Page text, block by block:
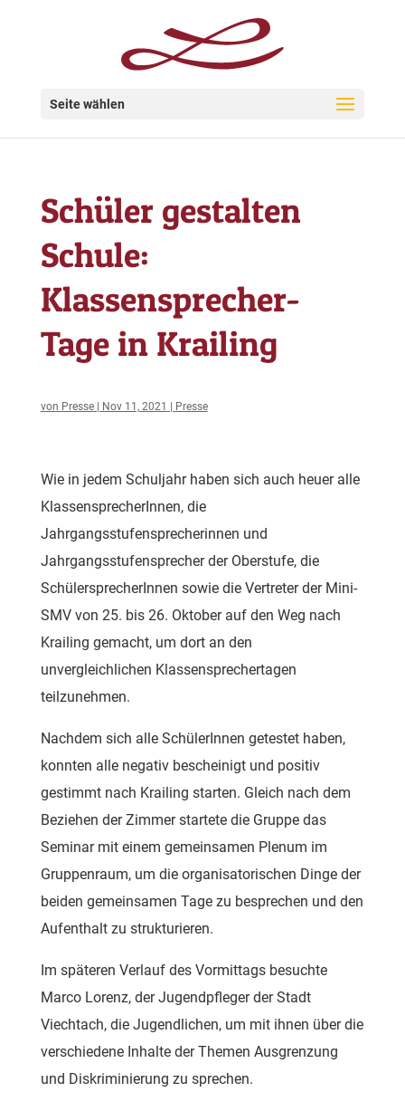
Seite wählen
Schüler gestalten
Schule:
Klassensprecher-
Tage in Krailing
von Presse| Nov 11, 2021 Presse
Wie in jedem Schuljahr haben sich auch heuer alle
KlassensprecherInnen, die
Jahrgangsstufensprecherinnen und
Jahrgangsstufensprecher der Oberstufe, die
SchülersprecherInnen sowie die Vertreter der Mini-
SMV von 25. bis 26. Oktober auf den Weg nach
Krailing gemacht, um dort an den
unvergleichlichen Klassensprechertagen
teilzunehmen.
Nachdem sich alle SchülerInnen getestet haben,
konnten alle negativ bescheinigt und positiv
gestimmt nach Krailing starten. Gleich nach dem
Beziehen der Zimmer startete die Gruppe das
Seminar mit einem gemeinsamen Plenum im
Gruppenraum, um die organisatorischen Dinge der
beiden gemeinsamen Tage zu besprechen und den
Aufenthalt zu strukturieren.
Im späteren Verlauf des Vormittags besuchte
Marco Lorenz, der Jugendpfleger der Stadt
Viechtach, die Jugendlichen, um mit ihnen über die
verschiedene Inhalte der Themen Ausgrenzung
und Diskriminierung zu sprechen.